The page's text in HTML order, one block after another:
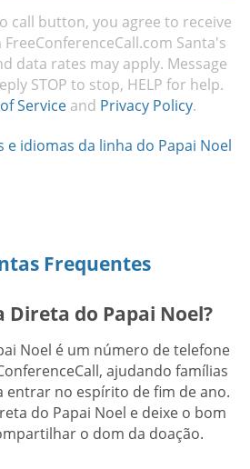
call button, you agree to receive
Santa's
data rates may apply. Message
STOP to stop, HELP for help.
Service and Privacy Policy.
e idiomas da linha do Papai Noel
Frequentes
Direta do Papai Noel?
Noel é um número de telefone
ajudando famílias
entrar no espírito de fim de ano.
do Papai Noel e deixe o bom
o dom da doação.